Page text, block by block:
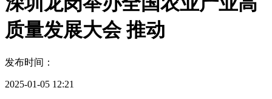
质量发展大会 推动
发布时间：
2025-01-05 12:21